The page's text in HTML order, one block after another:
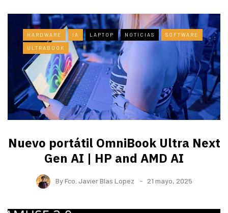
HARDWARE IA LAPTOP NOTICIAS SOFTWARE
ULTRABOOK
Nuevo portátil OmniBook Ultra ​Next
Gen AI | HP and AMD AI
ByFco. Javier Blas Lopez 21 mayo, 2025